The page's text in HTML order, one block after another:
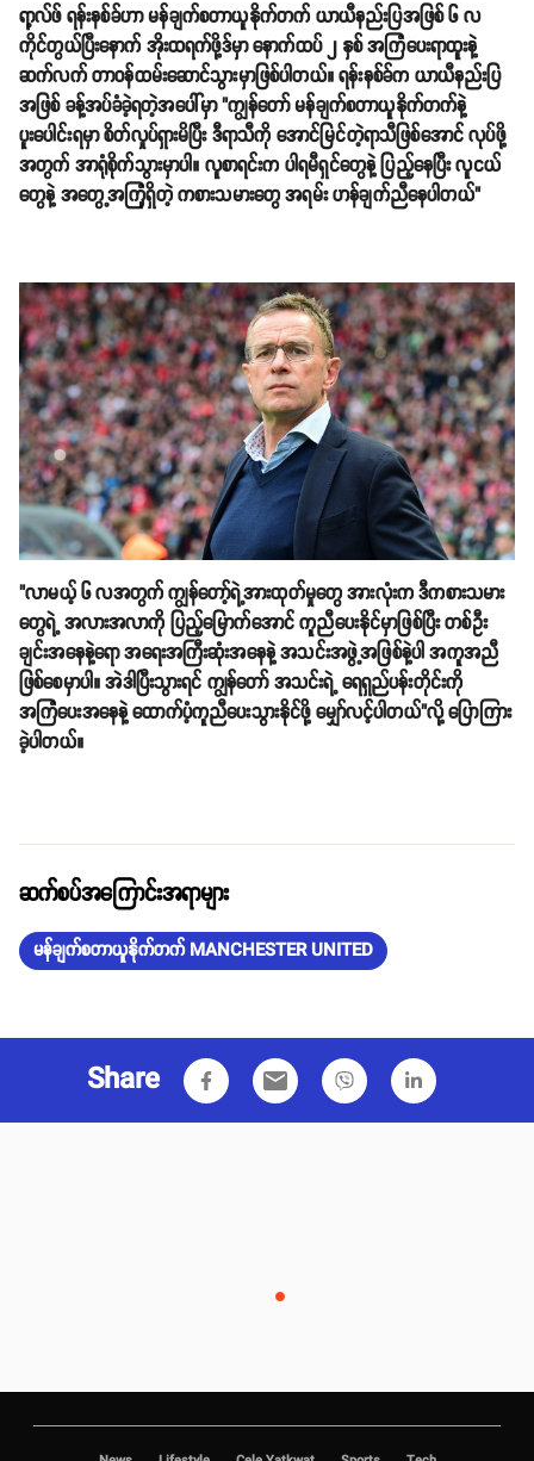
ရာ့လ်ဖ် ရန်းနစ်ခ်ဟာ မန်ချက်စတာယူနိုက်တက် ယာယီနည်းပြအဖြစ် ၆ လ
ကိုင်တွယ်ပြီးနောက် အိုးထရက်ဖို့ဒ်မှာ နောက်ထပ် ၂ နှစ် အကြံပေးရာထူးနဲ့
ဆက်လက် တာဝန်ထမ်းဆောင်သွားမှာဖြစ်ပါတယ်။ ရန်းနစ်ခ်က ယာယီနည်းပြ
အဖြစ် ခန့်အပ်ခံခဲ့ရတဲ့အပေါ်မှာ "ကျွန်တော် မန်ချက်စတာယူနိုက်တက်နဲ့
ပူးပေါင်းရမှာ စိတ်လှုပ်ရှားမိပြီး ဒီရာသီကို အောင်မြင်တဲ့ရာသီဖြစ်အောင် လုပ်ဖို့
အတွက် အာရုံစိုက်သွားမှာပါ။ လူစာရင်းက ပါရမီရှင်တွေနဲ့ ပြည့်နေပြီး လူငယ်
တွေနဲ့ အတွေ့အကြုံရှိတဲ့ ကစားသမားတွေ အရမ်း ဟန်ချက်ညီနေပါတယ်"
"လာမယ့် ၆ လအတွက် ကျွန်တော့်ရဲ့အားထုတ်မှုတွေ အားလုံးက ဒီကစားသမား
တွေရဲ့ အလားအလာကို ပြည့်မြောက်အောင် ကူညီပေးနိုင်မှာဖြစ်ပြီး တစ်ဦး
ချင်းအနေနဲ့ရော အရေးအကြီးဆုံးအနေနဲ့ အသင်းအဖွဲ့အဖြစ်နဲ့ပါ အကူအညီ
ဖြစ်စေမှာပါ။ အဲဒါပြီးသွားရင် ကျွန်တော် အသင်းရဲ့ ရေရှည်ပန်းတိုင်းကို
အကြံပေးအနေနဲ့ ထောက်ပံ့ကူညီပေးသွားနိုင်ဖို့ မျှော်လင့်ပါတယ်"လို့ ပြောကြား
ခဲ့ပါတယ်။
ဆက်စပ်အကြောင်းအရာများ
မန်ချက်စတာယူနိုက်တက် MANCHESTER UNITED
Share email